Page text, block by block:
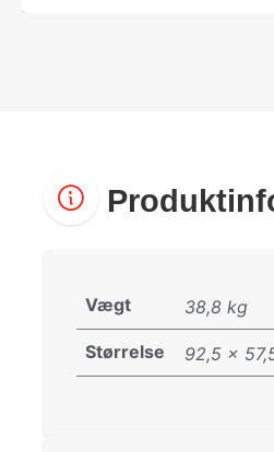
Vægt 38,8 kg
Størrelse 92,5 ×